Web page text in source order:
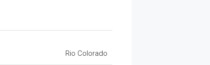
Rio Colorado